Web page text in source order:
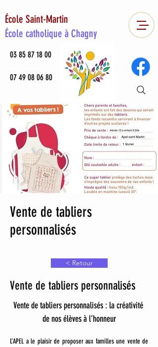
École Saint-Martin
École catholique à Chagny
03 85 87 18 00
07 49 08 06 80
Vente de tabliers
personnalisés
< Retour
Vente de tabliers personnalisés
Vente de tabliers personnalisés : la créativité
de nos élèves à l’honneur
L’APEL a le plaisir de proposer aux familles une vente de